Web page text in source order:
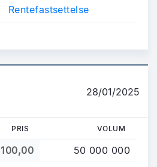
Rentefastsettelse
28/01/2025
PRIS VOLUM
100,00 50 000 000